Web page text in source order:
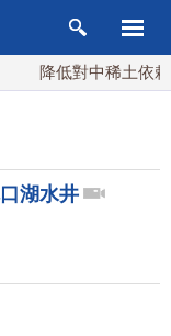
降低對中稀土依賴
湖水井